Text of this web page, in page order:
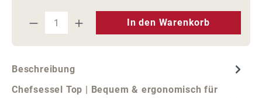
Produkt Anzahl: Gib den
In den Warenkorb
Beschreibung
Chefsessel Top | Bequem & ergonomisch für